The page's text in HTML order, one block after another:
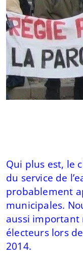
Qui plus est, le
du service de
probablement
municipales.
aussi important
électeurs lors
2014.